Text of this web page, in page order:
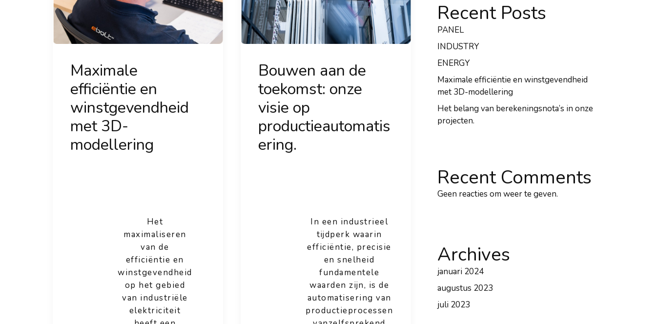
Maximale
efficiëntie en
winstgevendheid
met 3D-
modellering
Het
maximaliseren
van de
efficiëntie en
winstgevendheid
op het gebied
van industriële
elektriciteit
Bouwen aan de
toekomst: onze
visie op
productieautomatis
ering.
In een industrieel
tijdperk waarin
efficiëntie, precisie
en snelheid
fundamentele
waarden zijn, is de
automatisering van
productieprocessen
Recent Posts
PANEL
INDUSTRY
ENERGY
Maximale efficiëntie en winstgevendheid
met 3D-modellering
Het belang van berekeningsnota’s in onze
projecten.
Recent Comments
Geen reacties om weer te geven.
Archives
januari 2024
augustus 2023
juli 2023